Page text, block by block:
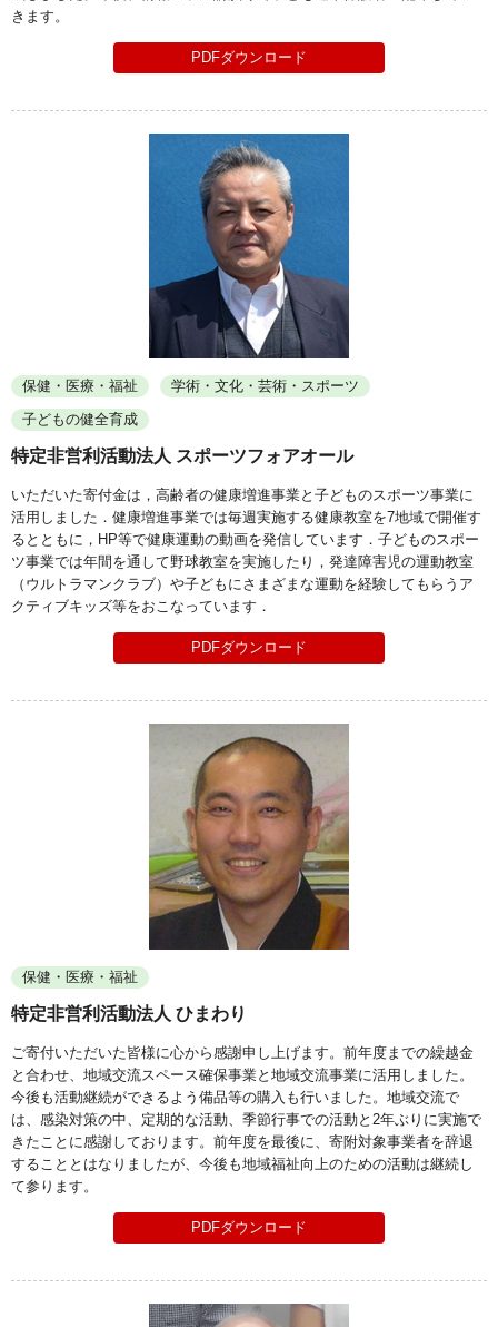
きます。
PDFダウンロード
保健・医療・福祉
学術・文化・芸術・スポーツ
子どもの健全育成
特定非営利活動法人 スポーツフォアオール
いただいた寄付金は，高齢者の健康増進事業と子どものスポーツ事業に
活用しました．健康増進事業では毎週実施する健康教室を7地域で開催す
るとともに，HP等で健康運動の動画を発信しています．子どものスポー
ツ事業では年間を通して野球教室を実施したり，発達障害児の運動教室
（ウルトラマンクラブ）や子どもにさまざまな運動を経験してもらうア
クティブキッズ等をおこなっています．
PDFダウンロード
保健・医療・福祉
特定非営利活動法人 ひまわり
ご寄付いただいた皆様に心から感謝申し上げます。前年度までの繰越金
と合わせ、地域交流スペース確保事業と地域交流事業に活用しました。
今後も活動継続ができるよう備品等の購入も行いました。地域交流で
は、感染対策の中、定期的な活動、季節行事での活動と2年ぶりに実施で
きたことに感謝しております。前年度を最後に、寄附対象事業者を辞退
することとはなりましたが、今後も地域福祉向上のための活動は継続し
て参ります。
PDFダウンロード